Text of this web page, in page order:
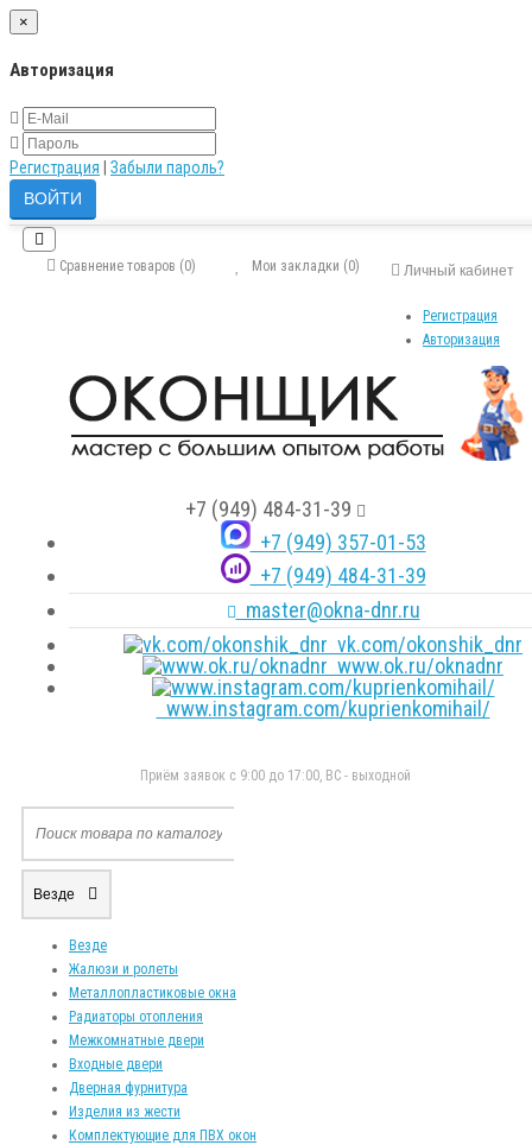
×
Авторизация
Регистрация Забыли пароль?
Личный кабинет
Регистрация
Авторизация
Мои закладки (0)
Сравнение товаров (0)
+7 (949) 484-31-39
+7 (949) 357-01-53
+7 (949) 484-31-39
master@okna-dnr.ru
vk.com/okonshik_dnr
www.ok.ru/oknadnr
www.instagram.com/kuprienkomihail/
Приём заявок с 9:00 до 17:00, ВС - выходной
Везде
Везде
Жалюзи и ролеты
Металлопластиковые окна
Радиаторы отопления
Межкомнатные двери
Входные двери
Дверная фурнитура
Изделия из жести
Комплектующие для ПВХ окон